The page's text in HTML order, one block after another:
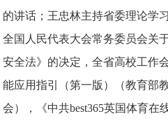
的讲话；王忠林主持省委理论学
全国人民代表大会常务委员会关
安全法》的决定，全省高校工作
能应用指引（第一版）（教育部
会），《中共best365英国体育在